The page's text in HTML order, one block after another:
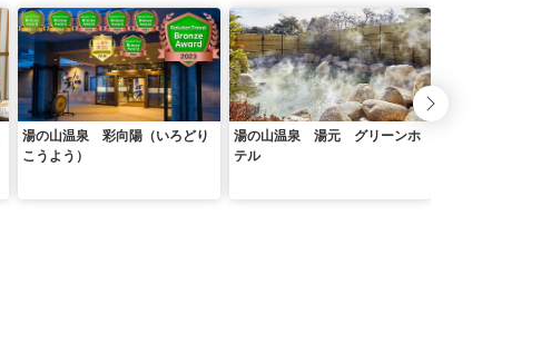
湯の山温泉 彩向陽（いろどり
こうよう）
湯の山温泉 湯元 グリーンホ
テル